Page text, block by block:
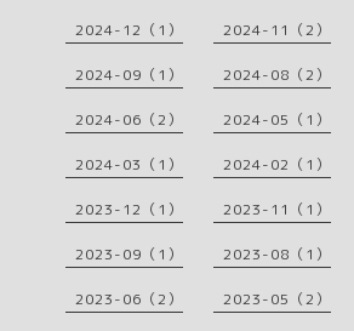
2024-12（1） 2024-11（2）
2024-09（1） 2024-08（2）
2024-06（2） 2024-05（1）
2024-03（1） 2024-02（1）
2023-12（1） 2023-11（1）
2023-09（1） 2023-08（1）
2023-06（2） 2023-05（2）